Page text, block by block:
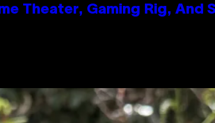
Theater, Gaming Rig, And